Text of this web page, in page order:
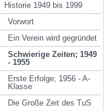
Historie 1949 bis 1999
Vorwort
Ein Verein wird gegründet
Schwierige Zeiten; 1949
- 1955
Erste Erfolge; 1956 - A-
Klasse
Die Große Zeit des TuS